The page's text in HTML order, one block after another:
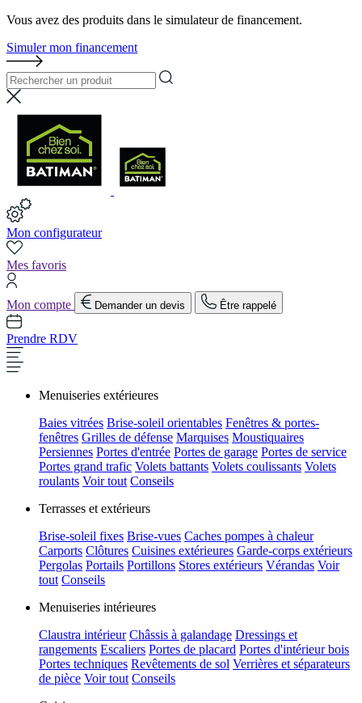
Vous avez des produits dans le simulateur de financement.
Simuler mon financement
Mon configurateur
Mes favoris
Mon compte Demander un devis Être rappelé
Prendre RDV
Menuiseries extérieures
Baies vitrées Brise-soleil orientables Fenêtres & portes-
fenêtres Grilles de défense Marquises Moustiquaires
Persiennes Portes d'entrée Portes de garage Portes de service
Portes grand trafic Volets battants Volets coulissants Volets
roulants Voir tout Conseils
Terrasses et extérieurs
Brise-soleil fixes Brise-vues Caches pompes à chaleur
Carports Clôtures Cuisines extérieures Garde-corps extérieurs
Pergolas Portails Portillons Stores extérieurs Vérandas Voir
tout Conseils
Menuiseries intérieures
Claustra intérieur Châssis à galandage Dressings et
rangements Escaliers Portes de placard Portes d'intérieur bois
Portes techniques Revêtements de sol Verrières et séparateurs
de pièce Voir tout Conseils